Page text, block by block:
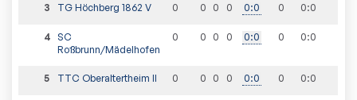
3 TG Höchberg 1862 V 0 0 0 0 0:0 0 0:0
4
SC
Roßbrunn/Mädelhofen
0 0 0 0 0:0 0 0:0
5 TTC Oberaltertheim II 0 0 0 0 0:0 0 0:0